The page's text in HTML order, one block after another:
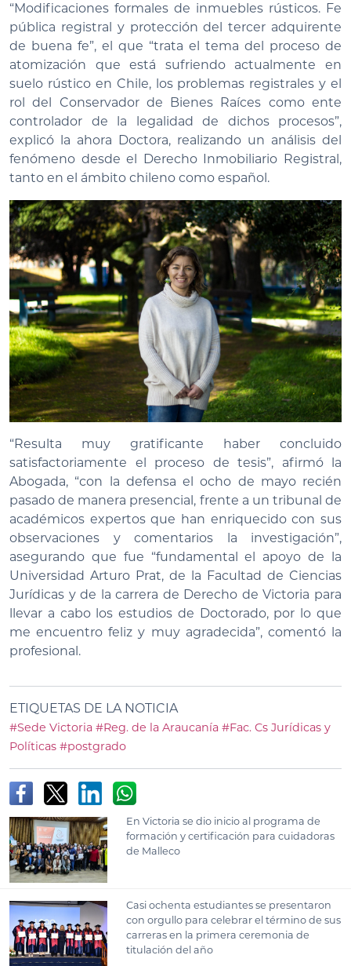
“Modificaciones formales de inmuebles rústicos. Fe
pública registral y protección del tercer adquirente
de buena fe”, el que “trata el tema del proceso de
atomización que está sufriendo actualmente en
suelo rústico en Chile, los problemas registrales y el
rol del Conservador de Bienes Raíces como ente
controlador de la legalidad de dichos procesos”,
explicó la ahora Doctora, realizando un análisis del
fenómeno desde el Derecho Inmobiliario Registral,
tanto en el ámbito chileno como español.
“Resulta muy gratificante haber concluido
satisfactoriamente el proceso de tesis”, afirmó la
Abogada, “con la defensa el ocho de mayo recién
pasado de manera presencial, frente a un tribunal de
académicos expertos que han enriquecido con sus
observaciones y comentarios la investigación”,
asegurando que fue “fundamental el apoyo de la
Universidad Arturo Prat, de la Facultad de Ciencias
Jurídicas y de la carrera de Derecho de Victoria para
llevar a cabo los estudios de Doctorado, por lo que
me encuentro feliz y muy agradecida”, comentó la
profesional.
ETIQUETAS DE LA NOTICIA
#Sede Victoria #Reg. de la Araucanía #Fac. Cs Jurídicas y
Políticas #postgrado
En Victoria se dio inicio al programa de
formación y certificación para cuidadoras
de Malleco
Casi ochenta estudiantes se presentaron
con orgullo para celebrar el término de sus
carreras en la primera ceremonia de
titulación del año